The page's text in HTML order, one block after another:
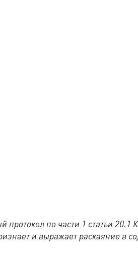
протокол по части 1 статьи
и выражает раскаяние в